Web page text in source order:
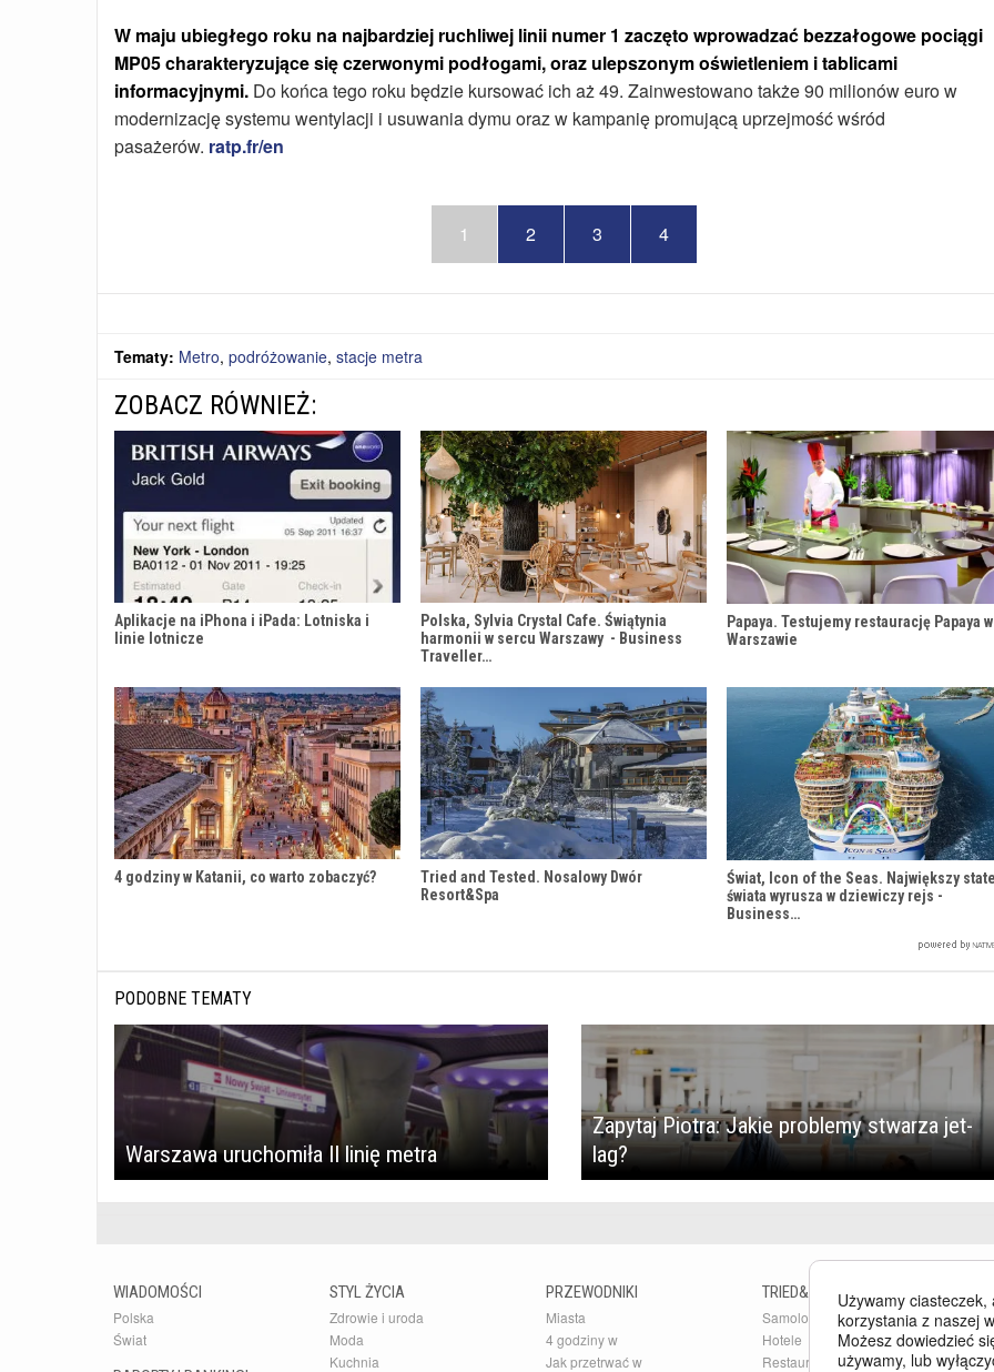
W maju ubiegłego roku na najbardziej ruchliwej linii numer 1 zaczęto wprowadzać bezzałogowe pociągi
MP05 charakteryzujące się czerwonymi podłogami, oraz ulepszonym oświetleniem i tablicami
informacyjnymi. Do końca tego roku będzie kursować ich aż 49. Zainwestowano także 90 milionów euro w
modernizację systemu wentylacji i usuwania dymu oraz w kampanię promującą uprzejmość wśród
pasażerów. ratp.fr/en
1 2 3 4
Tematy: Metro, podróżowanie, stacje metra
ZOBACZ RÓWNIEŻ:
Aplikacje na iPhona i iPada: Lotniska i
linie lotnicze
Polska, Sylvia Crystal Cafe. Świątynia
harmonii w sercu Warszawy - Business
Traveller…
Papaya. Testujemy restaurację Papaya w
Warszawie
4 godziny w Katanii, co warto zobaczyć?
Tried and Tested. Nosalowy Dwór
Resort&Spa
Świat, Icon of the Seas. Największy
świata wyrusza w dziewiczy rejs -
Business…
PODOBNE TEMATY
Warszawa uruchomiła II linię metra
Zapytaj Piotra: Jakie problemy stwarza jet-
lag?
WIADOMOŚCI
Polska
Świat
STYL ŻYCIA
Zdrowie i uroda
Moda
Kuchnia
PRZEWODNIKI
Miasta
4 godziny w
Jak przetrwać w
TRIED&TESTED
Samoloty
Hotele
Restauracje
Używamy
korzystania z naszej
Możesz dowiedzieć
używamy, lub